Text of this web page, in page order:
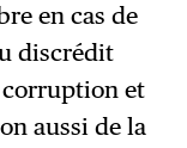
en cas de
discrédit
corruption et
aussi de la